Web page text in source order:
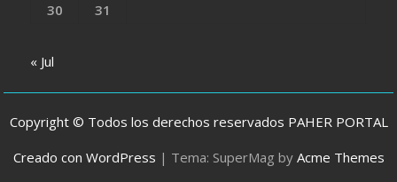
30
31
« Jul
Copyright © Todos los derechos reservados PAHER PORTAL
Creado con WordPress | Tema: SuperMag by Acme Themes